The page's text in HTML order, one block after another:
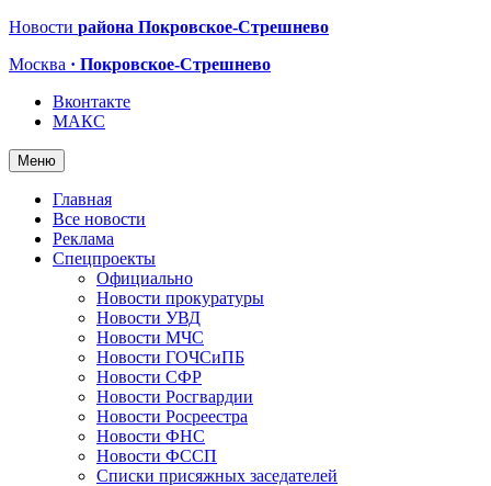
Новости района Покровское-Стрешнево
Москва · Покровское-Стрешнево
Вконтакте
МАКС
Меню
Главная
Все новости
Реклама
Спецпроекты
Официально
Новости прокуратуры
Новости УВД
Новости МЧС
Новости ГОЧСиПБ
Новости СФР
Новости Росгвардии
Новости Росреестра
Новости ФНС
Новости ФССП
Списки присяжных заседателей